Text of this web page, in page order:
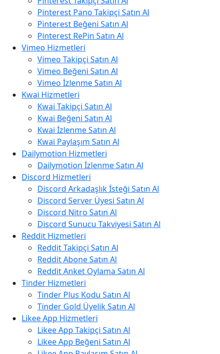
Pinterest Pano Takipçi Satın Al
Pinterest Beğeni Satın Al
Pinterest RePin Satın Al
Vimeo Hizmetleri
Vimeo Takipçi Satın Al
Vimeo Beğeni Satın Al
Vimeo İzlenme Satın Al
Kwai Hizmetleri
Kwai Takipçi Satın Al
Kwai Beğeni Satın Al
Kwai İzlenme Satın Al
Kwai Paylaşım Satın Al
Dailymotion Hizmetleri
Dailymotion İzlenme Satın Al
Discord Hizmetleri
Discord Arkadaşlık İsteği Satın Al
Discord Server Üyesi Satın Al
Discord Nitro Satın Al
Discord Sunucu Takviyesi Satın Al
Reddit Hizmetleri
Reddit Takipçi Satın Al
Reddit Abone Satın Al
Reddit Anket Oylama Satın Al
Tinder Hizmetleri
Tinder Plus Kodu Satın Al
Tinder Gold Üyelik Satın Al
Likee App Hizmetleri
Likee App Takipçi Satın Al
Likee App Beğeni Satın Al